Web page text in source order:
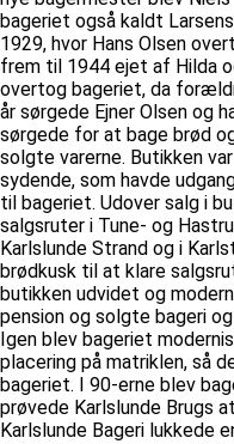
bageriet også kaldt
1929, hvor Hans Olsen
frem til 1944 ejet af Hilda
overtog bageriet, da
år sørgede Ejner Olsen og
sørgede for at bage brød
solgte varerne. Butikken
sydende, som havde
til bageriet. Udover salg i
salgsruter i Tune- og
Karlslunde Strand og i
brødkusk til at klare
butikken udvidet og
pension og solgte bageri
Igen blev bageriet
placering på matriklen, så
bageriet. I 90-erne blev
prøvede Karlslunde Brugs
Karlslunde Bageri lukkede